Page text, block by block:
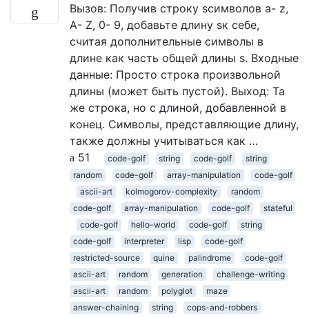
Вызов: Получив строку sсимволов a- z,
A- Z, 0- 9, добавьте длину sк себе,
считая дополнительные символы в
длине как часть общей длины s. Входные
данные: Просто строка произвольной
длины (может быть пустой). Выход: Та
же строка, но с длиной, добавленной в
конец. Символы, представляющие длину,
также должны учитываться как …
51
code-golf string code-golf
string
random
code-golf array-manipulation
code-golf
ascii-art
kolmogorov-complexity
random
code-golf
array-manipulation code-golf
stateful
code-golf
hello-world code-golf
string
code-golf
interpreter lisp
code-golf
restricted-source
quine palindrome
code-golf
ascii-art
random generation
challenge-writing
ascii-art
random polyglot
maze
answer-chaining
string
cops-and-robbers